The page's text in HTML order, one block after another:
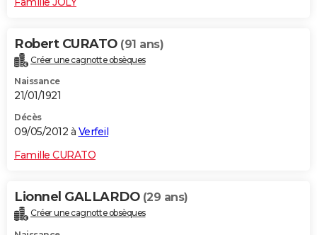
Robert CURATO (91 ans)
Créer une cagnotte obsèques
Naissance
21/01/1921
Décès
09/05/2012 à Verfeil
Famille CURATO
Lionnel GALLARDO (29 ans)
Créer une cagnotte obsèques